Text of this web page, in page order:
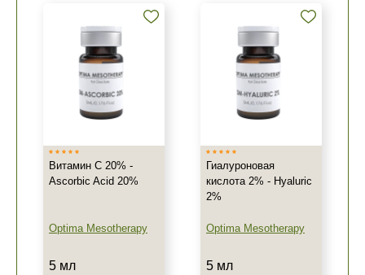
Витамин C 20% -
Ascorbic Acid 20%
Optima Mesotherapy
5 мл
Гиалуроновая
кислота 2% - Hyaluric
2%
Optima Mesotherapy
5 мл